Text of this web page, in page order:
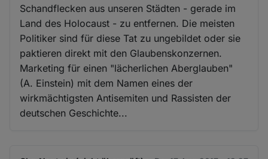
Schandflecken aus unseren Städten - gerade im
Land des Holocaust - zu entfernen. Die meisten
Politiker sind für diese Tat zu ungebildet oder sie
paktieren direkt mit den Glaubenskonzernen.
Marketing für einen "lächerlichen Aberglauben"
(A. Einstein) mit dem Namen eines der
wirkmächtigsten Antisemiten und Rassisten der
deutschen Geschichte...